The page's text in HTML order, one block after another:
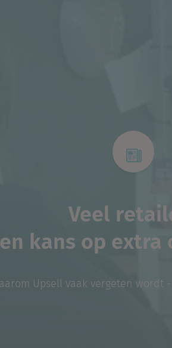
Veel
kans op extra
Upsell vaak vergeten wordt